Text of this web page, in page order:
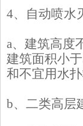
4、自动喷水
a、建筑高度
建筑面积小
和不宜用水
b、二类高层